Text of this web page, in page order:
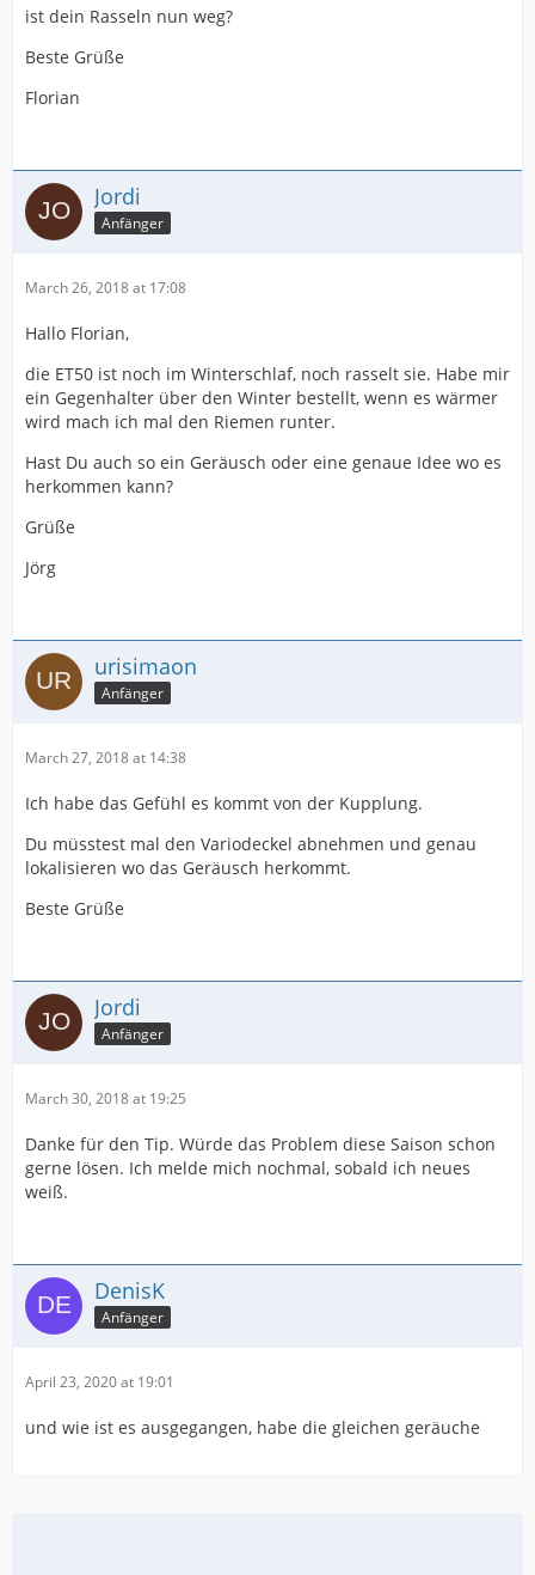
ist dein Rasseln nun weg?
Beste Grüße
Florian
Jordi
Anfänger
March 26, 2018 at 17:08
Hallo Florian,
die ET50 ist noch im Winterschlaf, noch rasselt sie. Habe mir
ein Gegenhalter über den Winter bestellt, wenn es wärmer
wird mach ich mal den Riemen runter.
Hast Du auch so ein Geräusch oder eine genaue Idee wo es
herkommen kann?
Grüße
Jörg
urisimaon
Anfänger
March 27, 2018 at 14:38
Ich habe das Gefühl es kommt von der Kupplung.
Du müsstest mal den Variodeckel abnehmen und genau
lokalisieren wo das Geräusch herkommt.
Beste Grüße
Jordi
Anfänger
March 30, 2018 at 19:25
Danke für den Tip. Würde das Problem diese Saison schon
gerne lösen. Ich melde mich nochmal, sobald ich neues
weiß.
DenisK
Anfänger
April 23, 2020 at 19:01
und wie ist es ausgegangen, habe die gleichen geräuche